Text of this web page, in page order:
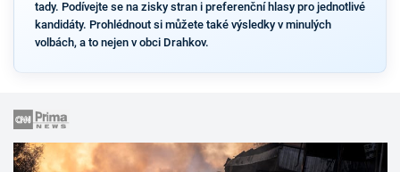
tady. Podívejte se na zisky stran i preferenční hlasy pro jednotlivé
kandidáty. Prohlédnout si můžete také výsledky v minulých
volbách, a to nejen v obci Drahkov.